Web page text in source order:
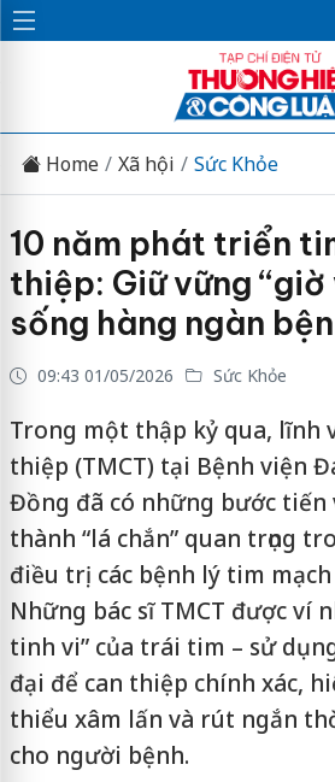
Home Xã hội Sức Khỏe
10 năm phát triển
thiệp: Giữ vững “giờ
sống hàng ngàn
09:43 01/05/2026 Sức Khỏe
Trong một thập kỷ qua, lĩnh
thiệp (TMCT) tại Bệnh viện
Đồng đã có những bước
thành “lá chắn” quan trọng
điều trị các bệnh lý tim
Những bác sĩ TMCT được ví
tinh vi” của trái tim – sử
đại để can thiệp chính xác,
thiểu xâm lấn và rút ngắn
cho người bệnh.